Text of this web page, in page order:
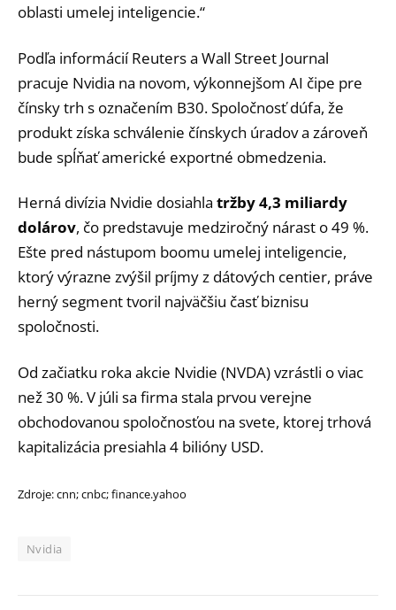
oblasti umelej inteligencie.“
Podľa informácií Reuters a Wall Street Journal
pracuje Nvidia na novom, výkonnejšom AI čipe pre
čínsky trh s označením B30. Spoločnosť dúfa, že
produkt získa schválenie čínskych úradov a zároveň
bude spĺňať americké exportné obmedzenia.
Herná divízia Nvidie dosiahla tržby 4,3 miliardy
dolárov, čo predstavuje medziročný nárast o 49 %.
Ešte pred nástupom boomu umelej inteligencie,
ktorý výrazne zvýšil príjmy z dátových centier, práve
herný segment tvoril najväčšiu časť biznisu
spoločnosti.
Od začiatku roka akcie Nvidie (NVDA) vzrástli o viac
než 30 %. V júli sa firma stala prvou verejne
obchodovanou spoločnosťou na svete, ktorej trhová
kapitalizácia presiahla 4 bilióny USD.
Zdroje: cnn; cnbc; finance.yahoo
Nvidia